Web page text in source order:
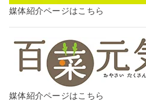
媒体紹介ページはこちら
媒体紹介ページはこちら